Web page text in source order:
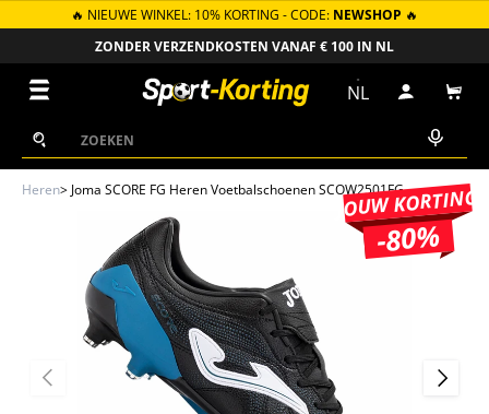
GA NAAR INHOUD
🔥 NIEUWE WINKEL: 10% KORTING - CODE: NEWSHOP 🔥
ZONDER VERZENDKOSTEN VANAF € 100 IN NL
Zoeken
Zoeken
NL Inloggen
Heren> Joma SCORE FG Heren Voetbalschoenen SCOW2501FGJOUW KORTING
-80%
VORIGE